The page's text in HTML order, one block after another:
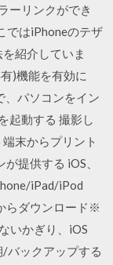
ーリンクができ
ではiPhoneのテザ
紹介していま
)機能を有効に
、パソコンをイン
起動する 撮影し
末からプリント
提供する iOS、
iPad/iPod
らダウンロード※
いかぎり、iOS
バックアップする